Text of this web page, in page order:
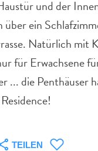
und der
ein
Natürlich mit
für Erwachsene
... die Penthäuser
TEILEN